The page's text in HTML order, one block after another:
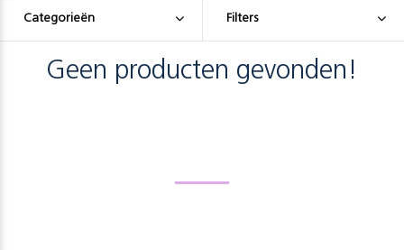
Categorieën Filters
Geen producten gevonden!